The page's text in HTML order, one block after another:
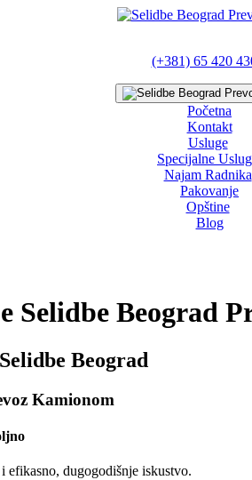
(+381) 65 420
Početna
Kontakt
Usluge
Specijalne
Najam Radnika
Pakovanje
Opštine
Blog
Selidbe Beograd
Beograd
Kamionom
efikasno, dugogodišnje iskustvo.